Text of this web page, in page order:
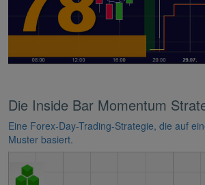
Die Inside Bar Momentum
Eine Forex-Day-Trading-Strategie, die auf
Muster basiert.